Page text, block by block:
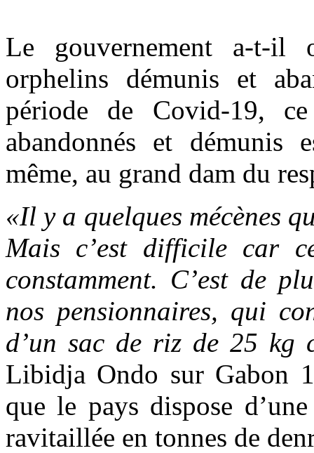
Le gouvernement a-t-il
orphelins démunis et
période de Covid-19,
abandonnés et démunis
même, au grand dam du
«Il y a quelques mécènes
Mais c’est difficile car
constamment. C’est de
nos pensionnaires, qui
d’un sac de riz de 25 kg
Libidja Ondo sur Gabon
que le pays dispose
ravitaillée en tonnes de